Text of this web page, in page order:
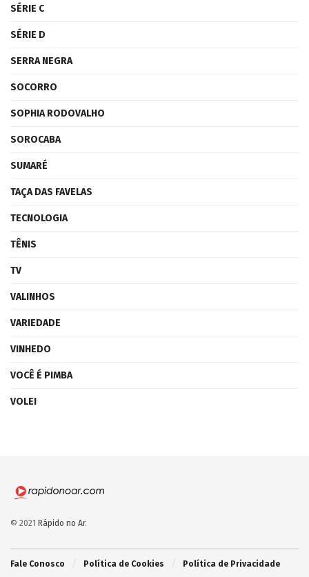
SÉRIE C
SÉRIE D
SERRA NEGRA
SOCORRO
SOPHIA RODOVALHO
SOROCABA
SUMARÉ
TAÇA DAS FAVELAS
TECNOLOGIA
TÊNIS
TV
VALINHOS
VARIEDADE
VINHEDO
VOCÊ É PIMBA
VOLEI
© 2021 Rápido no Ar.
Fale Conosco Política de Cookies Política de Privacidade